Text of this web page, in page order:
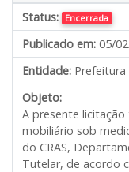
Status: Encerrada
Publicado em: 05/
Entidade: Prefeitura
Objeto:
A presente
mobiliário sob
do CRAS,
Tutelar, de acordo